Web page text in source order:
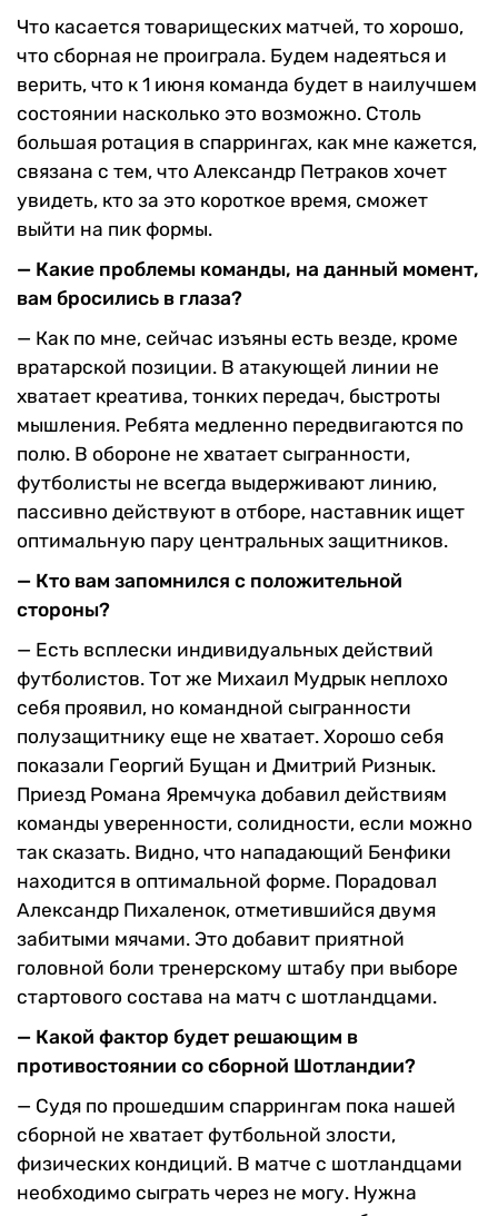
Что касается товарищеских матчей, то хорошо,
что сборная не проиграла. Будем надеяться и
верить, что к 1 июня команда будет в наилучшем
состоянии насколько это возможно. Столь
большая ротация в спаррингах, как мне кажется,
связана с тем, что Александр Петраков хочет
увидеть, кто за это короткое время, сможет
выйти на пик формы.
— Какие проблемы команды, на данный момент,
вам бросились в глаза?
— Как по мне, сейчас изъяны есть везде, кроме
вратарской позиции. В атакующей линии не
хватает креатива, тонких передач, быстроты
мышления. Ребята медленно передвигаются по
полю. В обороне не хватает сыгранности,
футболисты не всегда выдерживают линию,
пассивно действуют в отборе, наставник ищет
оптимальную пару центральных защитников.
— Кто вам запомнился с положительной
стороны?
— Есть всплески индивидуальных действий
футболистов. Тот же Михаил Мудрык неплохо
себя проявил, но командной сыгранности
полузащитнику еще не хватает. Хорошо себя
показали Георгий Бущан и Дмитрий Ризнык.
Приезд Романа Яремчука добавил действиям
команды уверенности, солидности, если можно
так сказать. Видно, что нападающий Бенфики
находится в оптимальной форме. Порадовал
Александр Пихаленок, отметившийся двумя
забитыми мячами. Это добавит приятной
головной боли тренерскому штабу при выборе
стартового состава на матч с шотландцами.
— Какой фактор будет решающим в
противостоянии со сборной Шотландии?
— Судя по прошедшим спаррингам пока нашей
сборной не хватает футбольной злости,
физических кондиций. В матче с шотландцами
необходимо сыграть через не могу. Нужна